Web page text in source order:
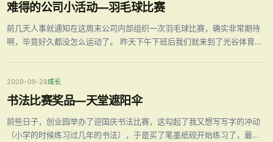
难得的公司小活动—羽毛球比赛
前几天人事就通知在这周末公司内部组织一次羽毛球比赛，确实非常期待
啊，毕竟好久都没怎么运动了。 昨天下午下班后我们就来到了光谷体育馆
后，我们很幸运的拿到 …
2009-09-28成长
书法比赛奖品—天堂遮阳伞
前些日子，创业园举办了迎国庆书法比赛，这勾起了我又想写写字的冲动
（小学的时候练习过几年的书法），于是买了笔墨纸砚开始练习了，最终